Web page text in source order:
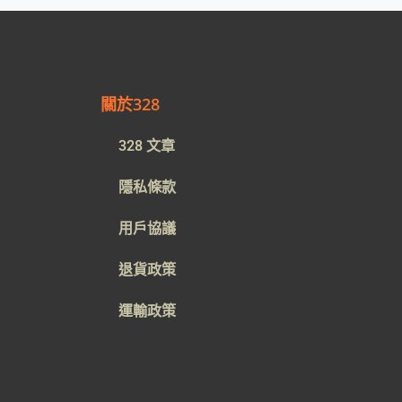
關於328
328 文章
隱私條款
用戶協議
退貨政策
運輸政策